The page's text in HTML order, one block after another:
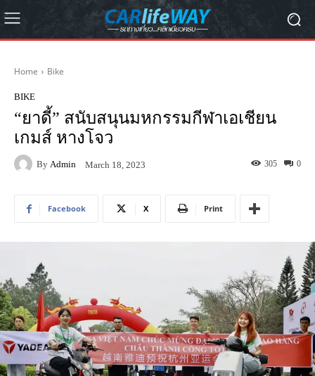
Home Bike
BIKE
“ยาดี้” สนับสนุนมหกรรมกีฬาเอเชียน
เกมส์ หางโจว
By Admin March 18, 2023 0
305
Facebook X Print